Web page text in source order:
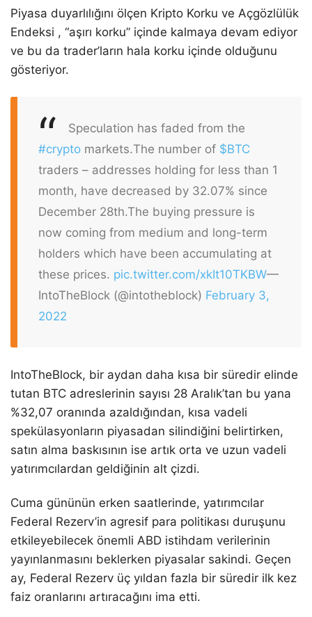
Piyasa duyarlılığını ölçen Kripto Korku ve Açgözlülük
Endeksi , “aşırı korku” içinde kalmaya devam ediyor
ve bu da trader’ların hala korku içinde olduğunu
gösteriyor.
Speculation has faded from the
#crypto markets.The number of $BTC
traders – addresses holding for less than 1
month, have decreased by 32.07% since
December 28th.The buying pressure is
now coming from medium and long-term
holders which have been accumulating at
these prices. pic.twitter.com/xkIt10TKBW—
IntoTheBlock (@intotheblock) February 3,
2022
IntoTheBlock, bir aydan daha kısa bir süredir elinde
tutan BTC adreslerinin sayısı 28 Aralık’tan bu yana
%32,07 oranında azaldığından, kısa vadeli
spekülasyonların piyasadan silindiğini belirtirken,
satın alma baskısının ise artık orta ve uzun vadeli
yatırımcılardan geldiğinin alt çizdi.
Cuma gününün erken saatlerinde, yatırımcılar
Federal Rezerv’in agresif para politikası duruşunu
etkileyebilecek önemli ABD istihdam verilerinin
yayınlanmasını beklerken piyasalar sakindi. Geçen
ay, Federal Rezerv üç yıldan fazla bir süredir ilk kez
faiz oranlarını artıracağını ima etti.